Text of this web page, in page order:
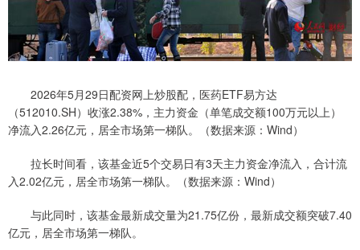
2026年5月29日配资网上炒股配，医药ETF易方达
（512010.SH）收涨2.38%，主力资金（单笔成交额100万元以上）
净流入2.26亿元，居全市场第一梯队。（数据来源：Wind）
拉长时间看，该基金近5个交易日有3天主力资金净流入，合计流
入2.02亿元，居全市场第一梯队。（数据来源：Wind）
与此同时，该基金最新成交量为21.75亿份，最新成交额突破7.40
亿元，居全市场第一梯队。